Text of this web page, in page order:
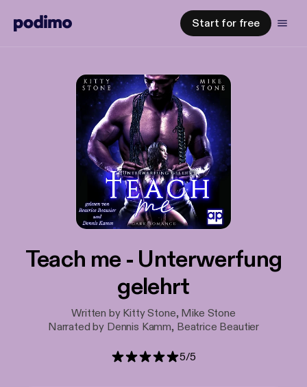
Start for free
Teach me - Unterwerfung
gelehrt
Written by Kitty Stone, Mike Stone
Narrated by Dennis Kamm, Beatrice Beautier
5/5